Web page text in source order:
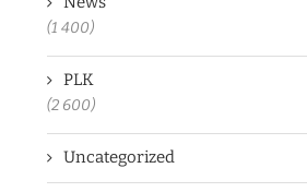
(1 400)
PLK
(2 600)
Uncategorized